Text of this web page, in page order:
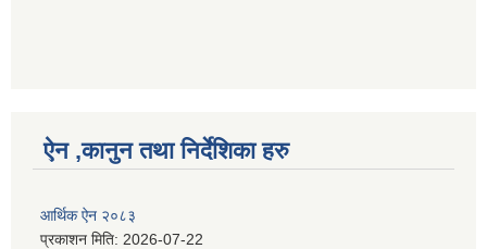
ऐन ,कानुन तथा निर्देशिका हरु
आर्थिक ऐन २०८३
प्रकाशन मिति: 2026-07-22